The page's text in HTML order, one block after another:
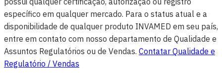
específico em qualquer mercado. Para o status atual e a
disponibilidade de qualquer produto INVAMED em seu país,
entre em contato com nosso departamento de Qualidade e
Assuntos Regulatórios ou de Vendas. Contatar Qualidade e
Regulatório / Vendas